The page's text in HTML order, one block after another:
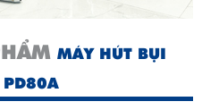
MÁY HÚT BỤI
PD80A